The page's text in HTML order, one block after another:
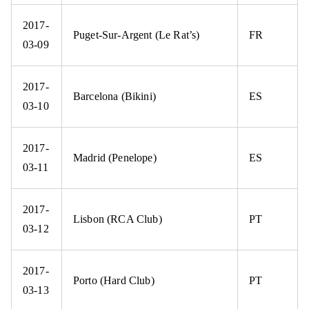
2017-
03-09
Puget-Sur-Argent (Le Rat’s) FR
2017-
03-10
Barcelona (Bikini) ES
2017-
03-11
Madrid (Penelope) ES
2017-
03-12
Lisbon (RCA Club) PT
2017-
03-13
Porto (Hard Club) PT